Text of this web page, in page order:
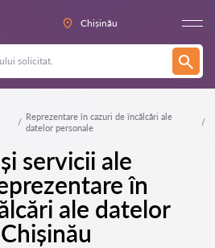
Chișinău
Reprezentare în cazuri de încălcări ale
datelor personale
servicii ale
în
ale datelor